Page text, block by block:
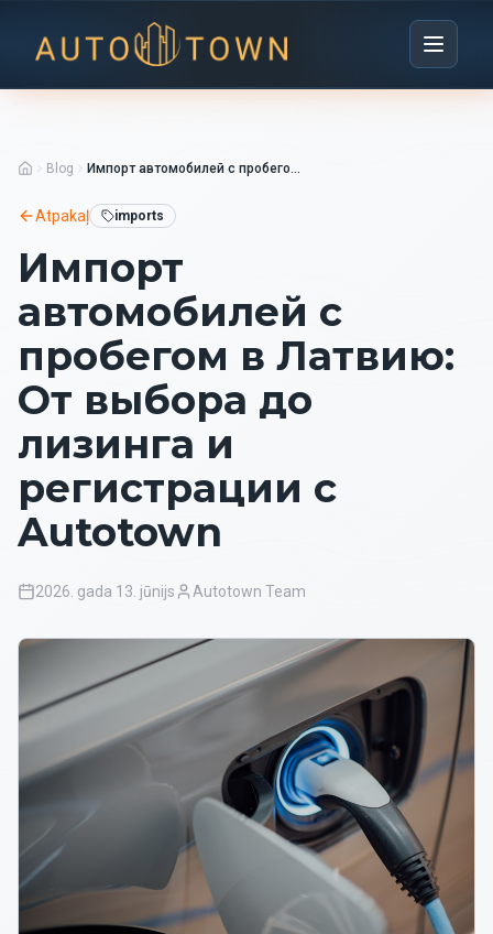
Blog Импорт автомобилей с пробегом в Латвию: От выбора до лизинга и регистрации с Autotown
Atpakaļ imports
Импорт
автомобилей с
пробегом в Латвию:
От выбора до
лизинга и
регистрации с
Autotown
2026. gada 13. jūnijs Autotown Team